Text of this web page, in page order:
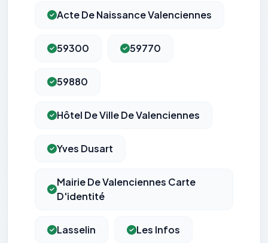
Acte De Naissance Valenciennes
59300 59770
59880
Hôtel De Ville De Valenciennes
Yves Dusart
Mairie De Valenciennes Carte
D'identité
Lasselin Les Infos